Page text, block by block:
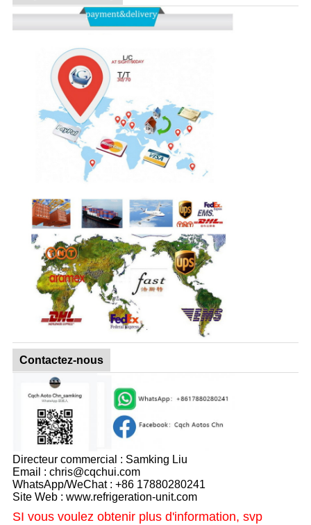
Contactez-nous
Directeur commercial : Samking Liu
Email : chris@cqchui.com
WhatsApp/WeChat : +86 17880280241
Site Web : www.refrigeration-unit.com
SI vous voulez obtenir plus d'information, svp